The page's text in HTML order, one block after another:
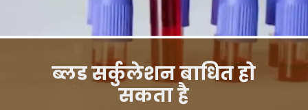
ब्लड सर्कुलेशन बाधित हो
सकता है